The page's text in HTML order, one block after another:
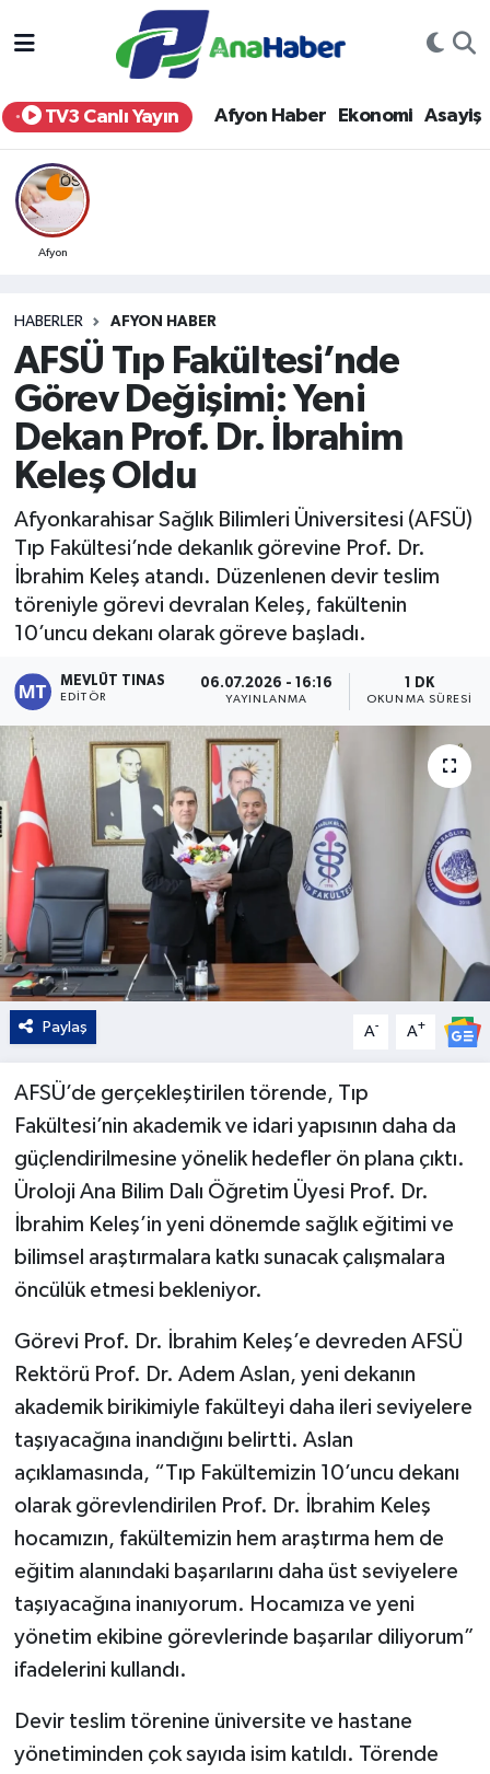
TV3 Canlı Yayın Afyon Haber Ekonomi Asayiş
Afyon
HABERLER AFYON HABER
AFSÜ Tıp Fakültesi’nde
Görev Değişimi: Yeni
Dekan Prof. Dr. İbrahim
Keleş Oldu
Afyonkarahisar Sağlık Bilimleri Üniversitesi (AFSÜ)
Tıp Fakültesi’nde dekanlık görevine Prof. Dr.
İbrahim Keleş atandı. Düzenlenen devir teslim
töreniyle görevi devralan Keleş, fakültenin
10’uncu dekanı olarak göreve başladı.
MEVLÜT TINAS
EDITÖR
06.07.2026 - 16:16
YAYINLANMA
1 DK
OKUNMA SÜRESI
Paylaş A- A+
AFSÜ’de gerçekleştirilen törende, Tıp
Fakültesi’nin akademik ve idari yapısının daha da
güçlendirilmesine yönelik hedefler ön plana çıktı.
Üroloji Ana Bilim Dalı Öğretim Üyesi Prof. Dr.
İbrahim Keleş’in yeni dönemde sağlık eğitimi ve
bilimsel araştırmalara katkı sunacak çalışmalara
öncülük etmesi bekleniyor.
Görevi Prof. Dr. İbrahim Keleş’e devreden AFSÜ
Rektörü Prof. Dr. Adem Aslan, yeni dekanın
akademik birikimiyle fakülteyi daha ileri seviyelere
taşıyacağına inandığını belirtti. Aslan
açıklamasında, “Tıp Fakültemizin 10’uncu dekanı
olarak görevlendirilen Prof. Dr. İbrahim Keleş
hocamızın, fakültemizin hem araştırma hem de
eğitim alanındaki başarılarını daha üst seviyelere
taşıyacağına inanıyorum. Hocamıza ve yeni
yönetim ekibine görevlerinde başarılar diliyorum”
ifadelerini kullandı.
Devir teslim törenine üniversite ve hastane
yönetiminden çok sayıda isim katıldı. Törende
Yurt Haber
Afyon Haber
Ekonomi
Siyaset
Eğitim
Sağlık
Teknoloji
Kültür - Sanat
Yaşam
Afyonkarahisar Nöbetçi Eczaneler
Afyonkarahisar Hava Durumu
Afyonkarahisar Namaz Vakitleri
Afyonkarahisar Trafik Yoğunluk Haritası
Tüm Manşetler
Son Dakika Haberleri
Haber Arşivi